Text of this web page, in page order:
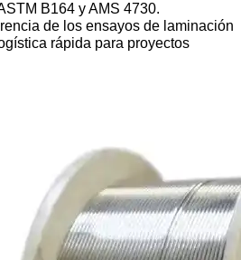
B164 y AMS 4730.
de los ensayos de laminación
rápida para proyectos